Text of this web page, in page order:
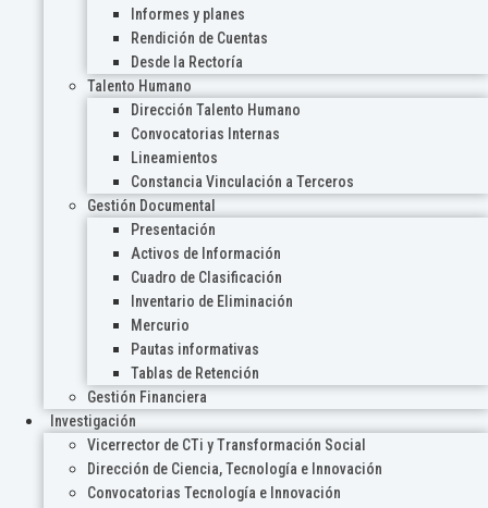
Informes y planes
Rendición de Cuentas
Desde la Rectoría
Talento Humano
Dirección Talento Humano
Convocatorias Internas
Lineamientos
Constancia Vinculación a Terceros
Gestión Documental
Presentación
Activos de Información
Cuadro de Clasificación
Inventario de Eliminación
Mercurio
Pautas informativas
Tablas de Retención
Gestión Financiera
Investigación
Vicerrector de CTi y Transformación Social
Dirección de Ciencia, Tecnología e Innovación
Convocatorias Tecnología e Innovación